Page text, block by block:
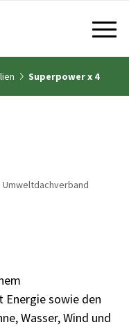
Superpower x 4
sowie den
Wasser, Wind und